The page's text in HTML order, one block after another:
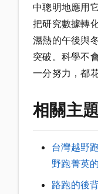
中聰明地應用
把研究數據轉
濕熱的午後與
突破。科學不
一分努力，都
相關主
台灣越野
野跑菁英
路跑的後